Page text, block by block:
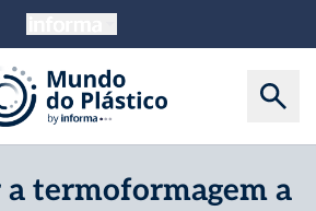
a termoformagem a